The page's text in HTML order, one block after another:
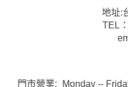
地址:
TEL
門市營業: Monday --